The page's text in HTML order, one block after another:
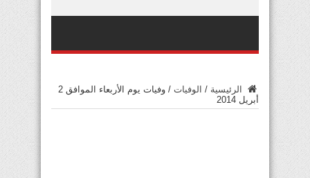
الرئيسية / الوفيات /
وفيات يوم الأربعاء الموافق 2
أبريل 2014